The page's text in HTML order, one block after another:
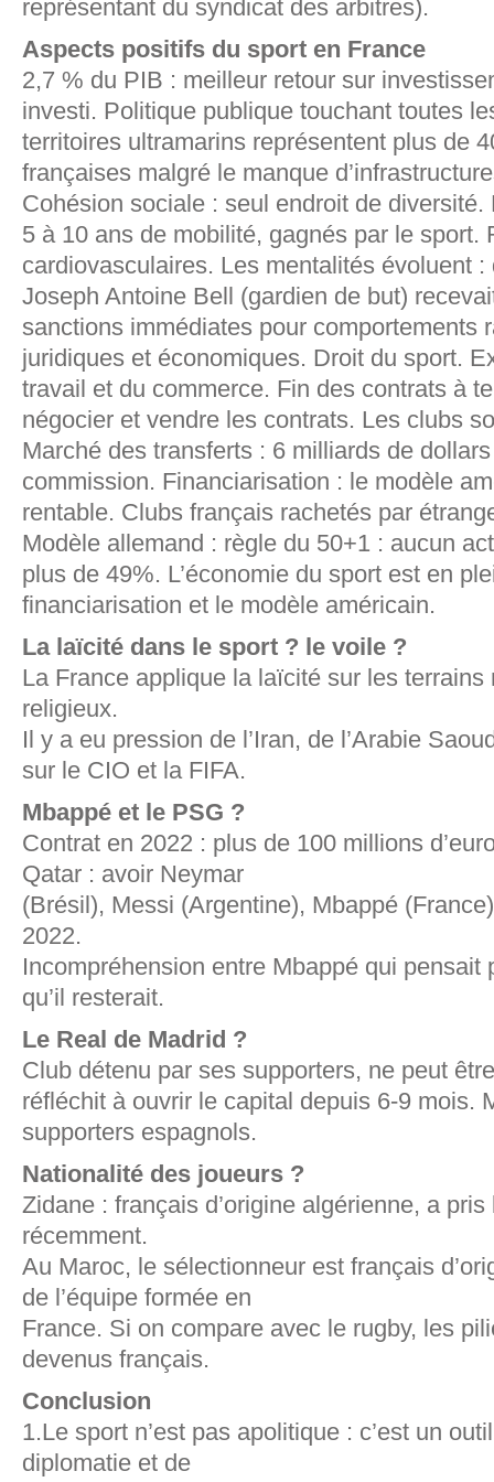
représentant du syndicat des arbitres).
Aspects positifs du sport en France
2,7 % du PIB : meilleur retour sur
investi. Politique publique touchant toutes
territoires ultramarins représentent plus de
françaises malgré le manque
Cohésion sociale : seul endroit de
5 à 10 ans de mobilité, gagnés par le sport.
cardiovasculaires. Les mentalités évoluent
Joseph Antoine Bell (gardien de but)
sanctions immédiates pour comportements
juridiques et économiques. Droit du sport.
travail et du commerce. Fin des contrats à
négocier et vendre les contrats. Les clubs
Marché des transferts : 6 milliards de
commission. Financiarisation : le modèle
rentable. Clubs français rachetés par
Modèle allemand : règle du 50+1 : aucun
plus de 49%. L’économie du sport est en
financiarisation et le modèle américain.
La laïcité dans le sport ? le voile ?
La France applique la laïcité sur les
religieux.
Il y a eu pression de l’Iran, de l’Arabie
sur le CIO et la FIFA.
Mbappé et le PSG ?
Contrat en 2022 : plus de 100 millions
Qatar : avoir Neymar
(Brésil), Messi (Argentine), Mbappé
2022.
Incompréhension entre Mbappé qui pensait
qu’il resterait.
Le Real de Madrid ?
Club détenu par ses supporters, ne peut
réfléchit à ouvrir le capital depuis 6-9 mois.
supporters espagnols.
Nationalité des joueurs ?
Zidane : français d’origine algérienne, a
récemment.
Au Maroc, le sélectionneur est français
de l’équipe formée en
France. Si on compare avec le rugby, les
devenus français.
Conclusion
1.Le sport n’est pas apolitique : c’est un
diplomatie et de